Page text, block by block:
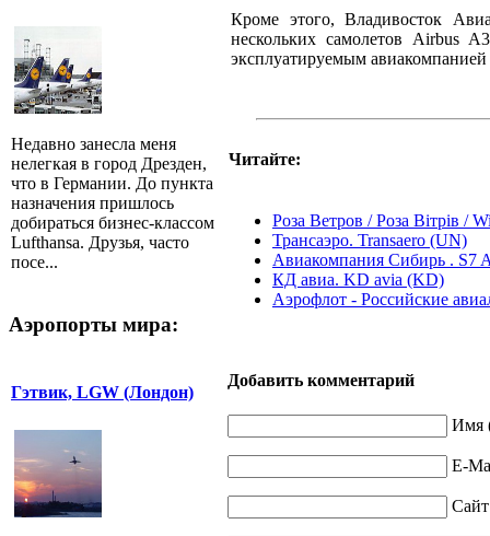
Недавно занесла меня
нелегкая в город Дрезден,
что в Германии. До пункта
назначения пришлось
добираться бизнес-классом
Lufthansa. Друзья, часто
посе...
Аэропорты мира:
Гэтвик, LGW (Лондон)
Кроме этого, Владивосток
нескольких самолетов Airbus
эксплуатируемым
Читайте:
Роза Ветров / Роза Вітрів /
Трансаэро. Transaero (UN)
Авиакомпания Сибирь . S7
КД авиа. KD avia (KD)
Аэрофлот - Российские
Добавить комментарий
Имя
E-
Сайт